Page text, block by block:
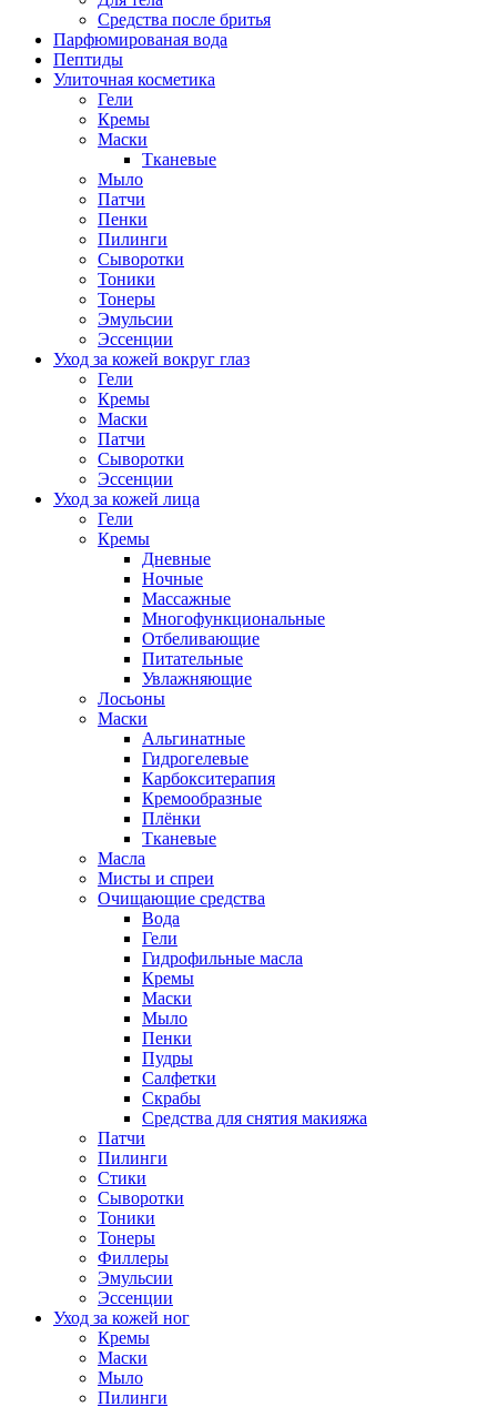
Средства после бритья
Парфюмированая вода
Пептиды
Улиточная косметика
Гели
Кремы
Маски
Тканевые
Мыло
Патчи
Пенки
Пилинги
Сыворотки
Тоники
Тонеры
Эмульсии
Эссенции
Уход за кожей вокруг глаз
Гели
Кремы
Маски
Патчи
Сыворотки
Эссенции
Уход за кожей лица
Гели
Кремы
Дневные
Ночные
Массажные
Многофункциональные
Отбеливающие
Питательные
Увлажняющие
Лосьоны
Маски
Альгинатные
Гидрогелевые
Карбокситерапия
Кремообразные
Плёнки
Тканевые
Масла
Мисты и спреи
Очищающие средства
Вода
Гели
Гидрофильные масла
Кремы
Маски
Мыло
Пенки
Пудры
Салфетки
Скрабы
Средства для снятия макияжа
Патчи
Пилинги
Стики
Сыворотки
Тоники
Тонеры
Филлеры
Эмульсии
Эссенции
Уход за кожей ног
Кремы
Маски
Мыло
Пилинги